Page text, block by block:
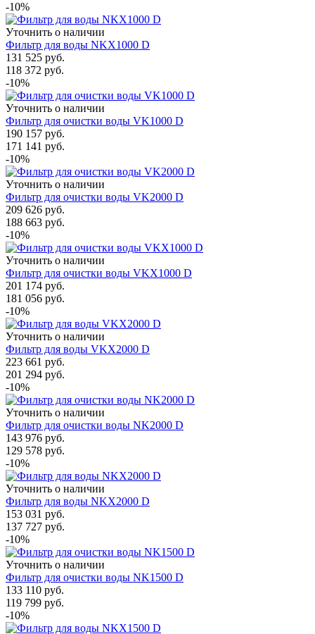
-10%
Уточнить о наличии
Фильтр для воды NKX1000 D
131 525 руб.
118 372 руб.
-10%
Уточнить о наличии
Фильтр для очистки воды VK1000 D
190 157 руб.
171 141 руб.
-10%
Уточнить о наличии
Фильтр для очистки воды VK2000 D
209 626 руб.
188 663 руб.
-10%
Уточнить о наличии
Фильтр для очистки воды VKX1000 D
201 174 руб.
181 056 руб.
-10%
Уточнить о наличии
Фильтр для воды VKX2000 D
223 661 руб.
201 294 руб.
-10%
Уточнить о наличии
Фильтр для очистки воды NK2000 D
143 976 руб.
129 578 руб.
-10%
Уточнить о наличии
Фильтр для воды NKX2000 D
153 031 руб.
137 727 руб.
-10%
Уточнить о наличии
Фильтр для очистки воды NK1500 D
133 110 руб.
119 799 руб.
-10%